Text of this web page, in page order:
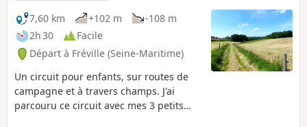
7,60 km
+102 m
-108 m
2h 30
Facile
Départ à Fréville (Seine-Maritime)
Un circuit pour enfants, sur routes de
campagne et à travers champs. J'ai
parcouru ce circuit avec mes 3 petits